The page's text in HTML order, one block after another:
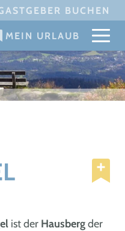
BUCHEN
MEIN URLAUB
ist der Hausbergder